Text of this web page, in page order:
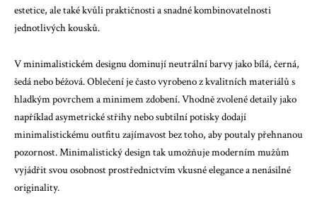
estetice, ale také kvůli praktičnosti a snadné kombinovatelnosti
jednotlivých kousků.
V minimalistickém designu dominují neutrální barvy jako bílá, černá,
šedá nebo béžová. Oblečení je často vyrobeno z kvalitních materiálů s
hladkým povrchem a minimem zdobení. Vhodně zvolené detaily jako
například asymetrické střihy nebo subtilní potisky dodají
minimalistickému outfitu zajímavost bez toho, aby poutaly přehnanou
pozornost. Minimalistický design tak umožňuje moderním mužům
vyjádřit svou osobnost prostřednictvím vkusné elegance a nenásilné
originality.